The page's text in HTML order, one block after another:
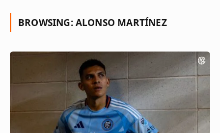
BROWSING:ALONSO MARTÍNEZ